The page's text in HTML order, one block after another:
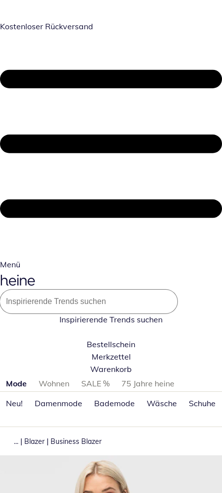
Kostenloser Rückversand
Menü
Inspirierende Trends suchen
Bestellschein
Merkzettel
Warenkorb
Produktkategorien überspringen
Mode Wohnen SALE %
75 Jahre heine
Neu!
Damenmode Bademode Wäsche Schuhe
... | Blazer | Business Blazer